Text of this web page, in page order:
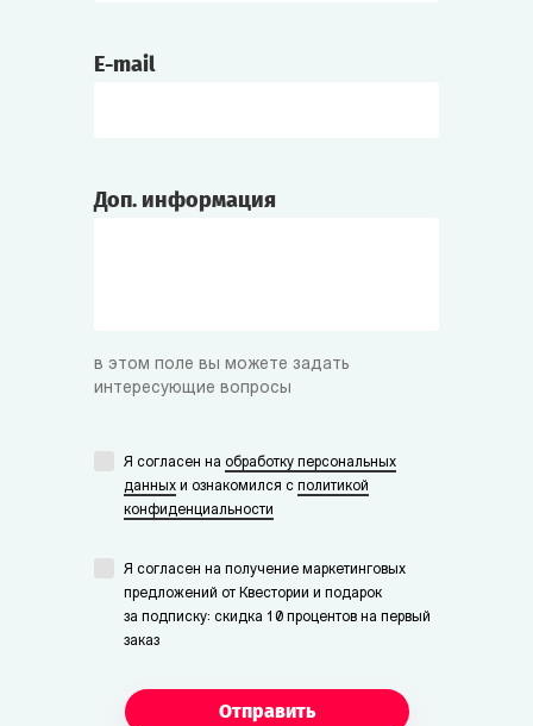
E-mail
Доп. информация
в этом поле вы можете задать
интересующие вопросы
Я согласен на обработку персональных
данных и ознакомился с политикой
конфиденциальности
Я согласен на получение маркетинговых
предложений от Квестории и подарок
за подписку: скидка 10 процентов на первый
заказ
Отправить